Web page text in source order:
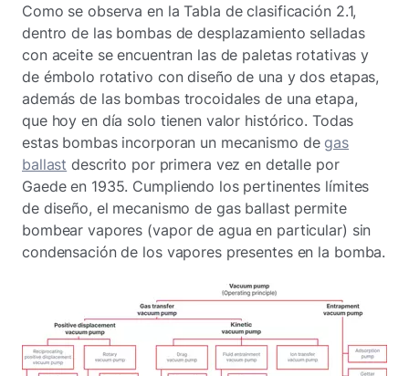
Como se observa en la Tabla de clasificación 2.1,
dentro de las bombas de desplazamiento selladas
con aceite se encuentran las de paletas rotativas y
de émbolo rotativo con diseño de una y dos etapas,
además de las bombas trocoidales de una etapa,
que hoy en día solo tienen valor histórico. Todas
estas bombas incorporan un mecanismo degas
ballast descrito por primera vez en detalle por
Gaede en 1935. Cumpliendo los pertinentes límites
de diseño, el mecanismo de gas ballast permite
bombear vapores (vapor de agua en particular) sin
condensación de los vapores presentes en la bomba.